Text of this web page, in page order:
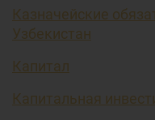
Казначейские
Узбекистан
Капитал
Капитальная